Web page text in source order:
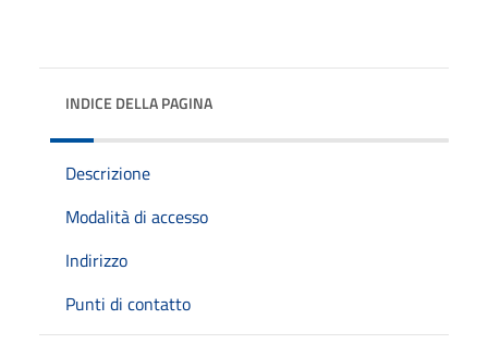
INDICE DELLA PAGINA
Descrizione
Modalità di accesso
Indirizzo
Punti di contatto